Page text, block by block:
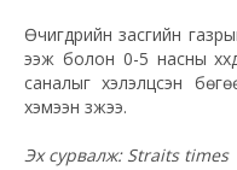
Өчигдрийн засгийн
ээж болон 0-5 насны
саналыг хэлэлцсэн
хэмээн үзжээ.
Эх сурвалж: Straits times